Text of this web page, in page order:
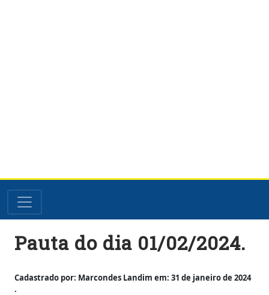
content
Pauta do dia 01/02/2024.
Cadastrado por: Marcondes Landim em: 31 de janeiro de 2024
.